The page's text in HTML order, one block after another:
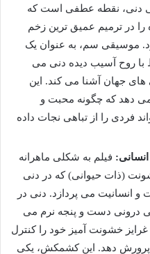
دنی، نقطه عطفی است که
در ترمیم عمیق ترین زخم
موسیقی سم، به عنوان یک
با روح آسیب دیده دنی می
های جهان آشنا می کند. این
دهد که چگونه محبت و
فردی را از تباهی نجات داده
فیلم به شکلی ماهرانه
(ذات حیوانی) که در دنی
انسانیت می پردازد. دنی در
درونی دست و پنجه نرم می
غرایز خشونت آمیز خود را کنترل
پرورش دهد. این کشمکش، یکی